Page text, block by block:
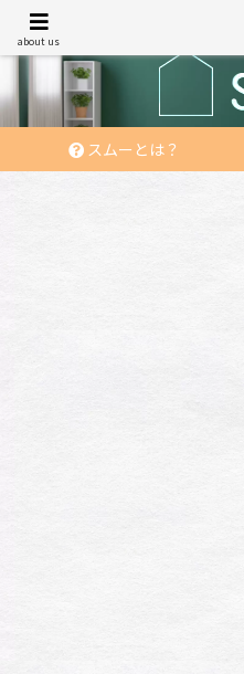
スムーとは？
about us